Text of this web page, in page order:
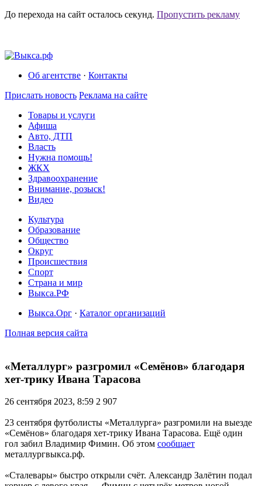
До перехода на сайт осталось секунд. Пропустить рекламу
Об агентстве · Контакты
Прислать новость Реклама на сайте
Товары и услуги
Афиша
Авто, ДТП
Власть
Нужна помощь!
ЖКХ
Здравоохранение
Внимание, розыск!
Видео
Культура
Образование
Общество
Округ
Происшествия
Спорт
Страна и мир
Выкса.РФ
Выкса.Орг · Каталог организаций
Полная версия сайта
«Металлург» разгромил «Семёнов» благодаря
хет-трику Ивана Тарасова
26 сентября 2023, 8:59 2 907
23 сентября футболисты «Металлурга» разгромили на выезде
«Семёнов» благодаря хет-трику Ивана Тарасова. Ещё один
гол забил Владимир Фимин. Об этом сообщает
металлургвыкса.рф.
«Сталевары» быстро открыли счёт. Александр Залётин подал